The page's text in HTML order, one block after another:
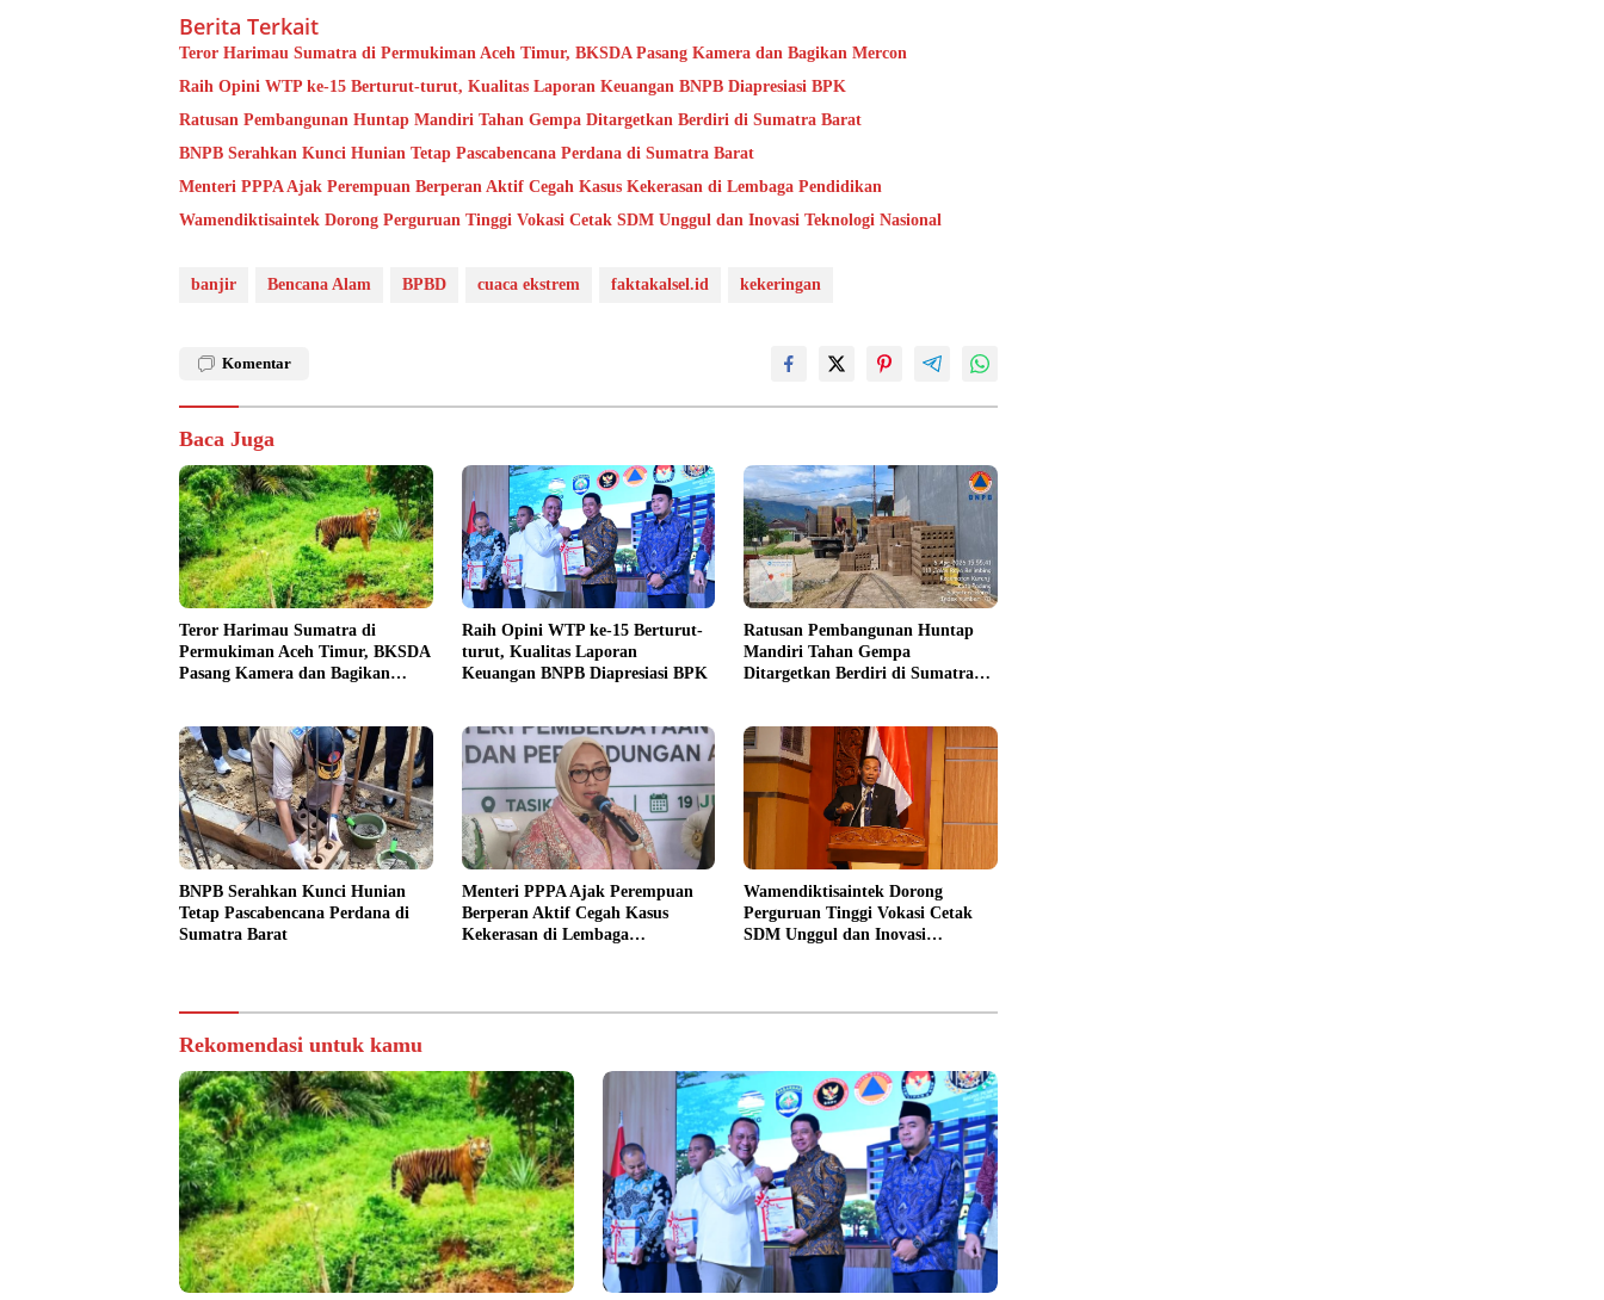
Berita Terkait
Teror Harimau Sumatra di Permukiman Aceh Timur, BKSDA Pasang Kamera dan Bagikan Mercon
Raih Opini WTP ke-15 Berturut-turut, Kualitas Laporan Keuangan BNPB Diapresiasi BPK
Ratusan Pembangunan Huntap Mandiri Tahan Gempa Ditargetkan Berdiri di Sumatra Barat
BNPB Serahkan Kunci Hunian Tetap Pascabencana Perdana di Sumatra Barat
Menteri PPPA Ajak Perempuan Berperan Aktif Cegah Kasus Kekerasan di Lembaga Pendidikan
Wamendiktisaintek Dorong Perguruan Tinggi Vokasi Cetak SDM Unggul dan Inovasi Teknologi Nasional
banjir Bencana Alam BPBD cuaca ekstrem faktakalsel.id kekeringan
Komentar
Baca Juga
Teror Harimau Sumatra di
Permukiman Aceh Timur, BKSDA
Pasang Kamera dan Bagikan
Raih Opini WTP ke-15 Berturut-
turut, Kualitas Laporan
Keuangan BNPB Diapresiasi BPK
Ratusan Pembangunan Huntap
Mandiri Tahan Gempa
Ditargetkan Berdiri di Sumatra
BNPB Serahkan Kunci Hunian
Tetap Pascabencana Perdana di
Sumatra Barat
Menteri PPPA Ajak Perempuan
Berperan Aktif Cegah Kasus
Kekerasan di Lembaga
Wamendiktisaintek Dorong
Perguruan Tinggi Vokasi Cetak
SDM Unggul dan Inovasi
Rekomendasi untuk kamu